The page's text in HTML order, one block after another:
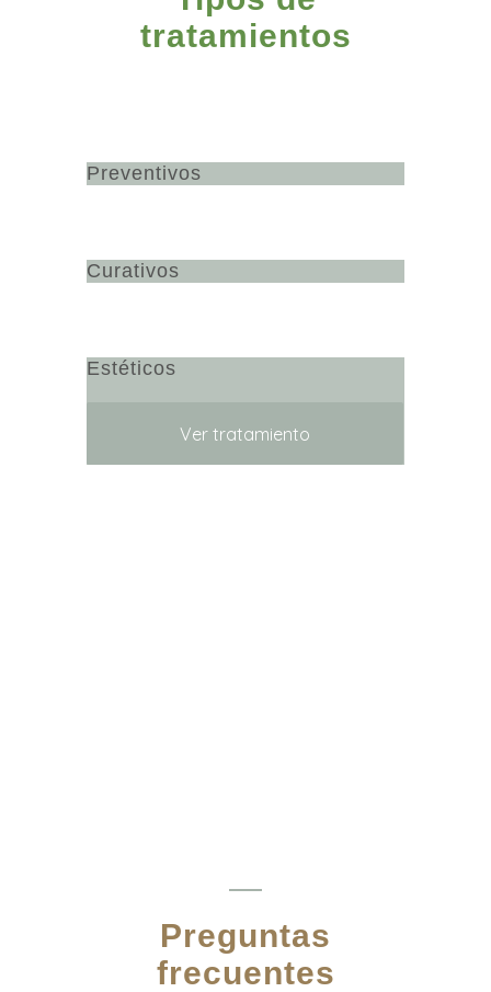
tratamientos
Preventivos
Curativos
Estéticos
Ver tratamiento
Preguntas
frecuentes